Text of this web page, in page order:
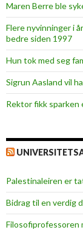
Maren Berre ble
Flere nyvinninger i
bedre siden 1997
Hun tok med seg
Sigrun Aasland vil
Rektor fikk
Palestinaleiren er
Bidrag til en verdig
Filosofiprofessoren